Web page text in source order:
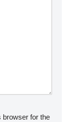
browser for the